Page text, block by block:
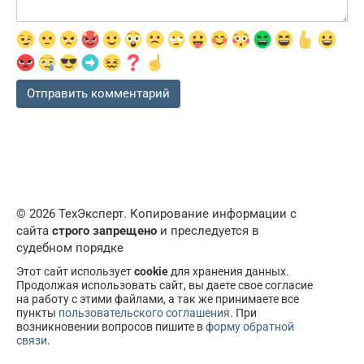
© 2026 ТехЭксперт. Копирование информации с
сайта строго запрещено и преследуется в
судебном порядке
Этот сайт используетcookieдля хранения данных.
Продолжая использовать сайт, вы даете свое согласие
на работу с этими файлами, а так же принимаете все
пункты пользовательского соглашения. При
возникновении вопросов пишите вформу обратной
связи.